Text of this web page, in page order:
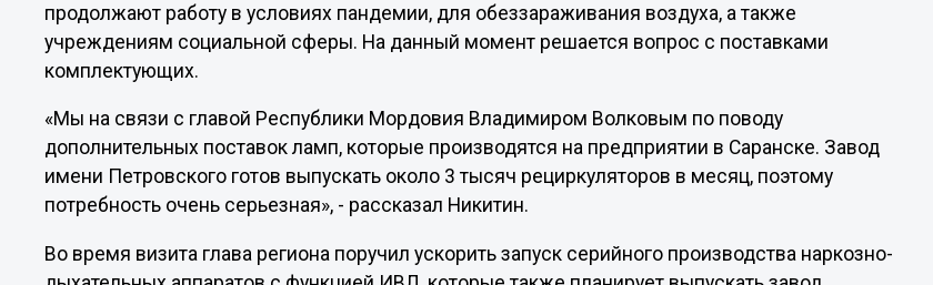
продолжают работу в условиях пандемии, для обеззараживания воздуха, а также
учреждениям социальной сферы. На данный момент решается вопрос с поставками
комплектующих.
«Мы на связи с главой Республики Мордовия Владимиром Волковым по поводу
дополнительных поставок ламп, которые производятся на предприятии в Саранске. Завод
имени Петровского готов выпускать около 3 тысяч рециркуляторов в месяц, поэтому
потребность очень серьезная», - рассказал Никитин.
Во время визита глава региона поручил ускорить запуск серийного производства наркозно-